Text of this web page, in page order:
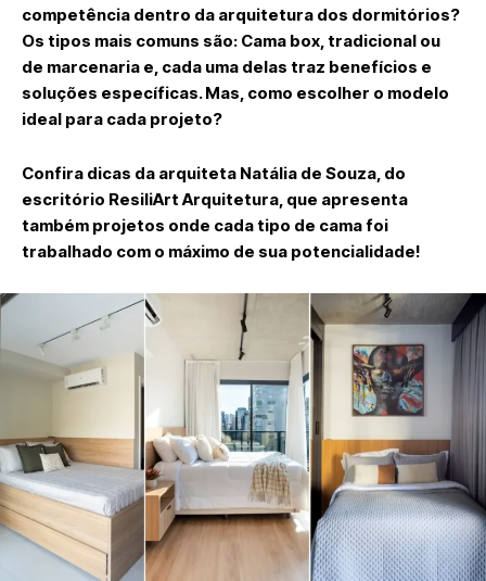
competência dentro da arquitetura dos dormitórios?
Os tipos mais comuns são: Cama box, tradicional ou
de marcenaria e, cada uma delas traz benefícios e
soluções específicas. Mas, como escolher o modelo
ideal para cada projeto?
Confira dicas da arquiteta Natália de Souza, do
escritório ResiliArt Arquitetura, que apresenta
também projetos onde cada tipo de cama foi
trabalhado com o máximo de sua potencialidade!